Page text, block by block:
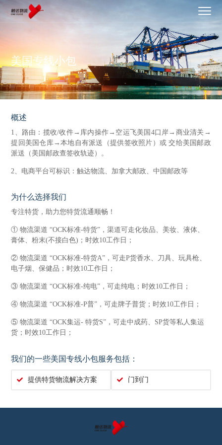
美国专线小包
概述
1、路由：揽收/收件→库内操作→空运飞美国4口岸→商业清关→
提回美国仓库→本地自有派送（提供签收照片）或 交给美国邮政
派送（美国邮政查签收轨迹）。
2、电商平台可标识：触达物流、加拿大邮政、中国邮政等
为什么选择我们
专注特货，助力您特货流通顺畅！
① 物流渠道 “OCK标准-特货”，渠道可走化妆品、美妆、液体、
膏体、粉末(不接白色)；时效10工作日；
② 物流渠道 “OCK标准-特货A”，可走P货香水、刀具、玩具枪、
电子烟、保健品；时效10工作日；
③ 物流渠道 “OCK标准-纯电”，可走纯电；时效10工作日；
④ 物流渠道 “OCK标准-P普”，可走牌子普货；时效10工作日；
⑤ 物流渠道 “OCK集运- 特货S”，可走中成药、SP货等私人集运
货；时效10工作日；
我们的一些美国专线小包服务包括：
提供特货物流解决方案 门到门